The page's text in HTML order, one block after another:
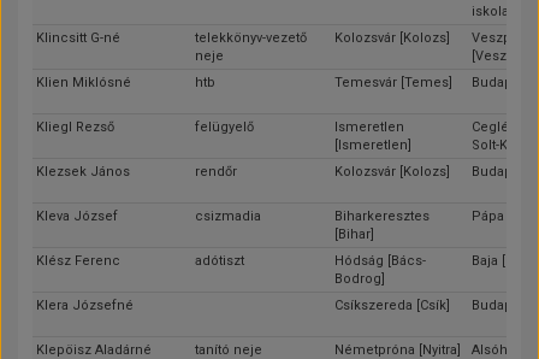
iskola)
Klincsitt G-né
telekkönyv-vezető
neje
Kolozsvár [Kolozs]
Veszprém
Klien Miklósné
htb Temesvár [Temes] Budapest
Kliegl Rezső felügyelő
Ismeretlen
[Ismeretlen]
Cegléd
Solt-
Klezsek János
rendőr Kolozsvár [Kolozs] Budapest
Kleva József csizmadia
Biharkeresztes
[Bihar]
Pápa
Klész Ferenc adótiszt
Hódság [Bács-
Bodrog]
Baja
Klera Józsefné Csíkszereda [Csík] Budapest
Klepöisz Aladárné tanító neje Németpróna [Nyitra]